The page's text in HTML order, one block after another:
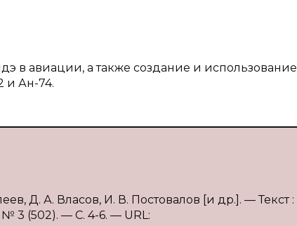
в авиации, а также создание и использование
и Ан-74.
Д. А. Власов, И. В. Постовалов [и др.]. — Текст :
3 (502). — С. 4-6. — URL: